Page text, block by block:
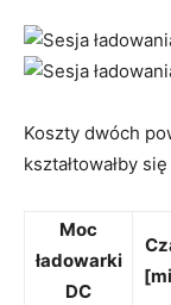
Koszty dwóch
kształtowałby
Moc
ładowarki
DC